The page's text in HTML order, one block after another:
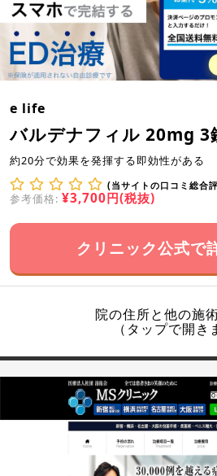
e life
バルデナフィル 20mg 3
約20分で効果を発揮する即効性がある
(当サイトの口コミ総合
参考価格: ¥3,700円(税抜)
クリニック公式で
院の住所と他の施
（タップで開き